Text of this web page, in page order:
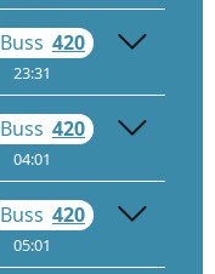
Buss 420
23:31
Buss 420
04:01
Buss 420
05:01